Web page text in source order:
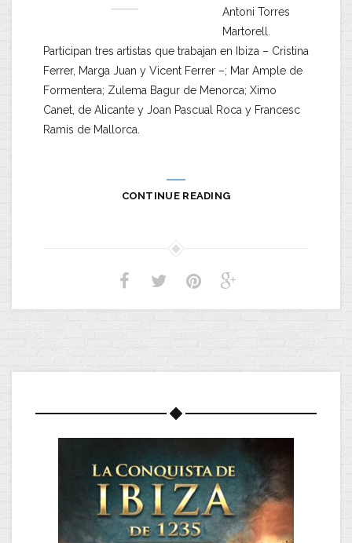
Antoni Torres
Martorell.
Participan tres artistas que trabajan en Ibiza – Cristina
Ferrer, Marga Juan y Vicent Ferrer –; Mar Ample de
Formentera; Zulema Bagur de Menorca; Ximo
Canet, de Alicante y Joan Pascual Roca y Francesc
Ramis de Mallorca.
CONTINUE READING